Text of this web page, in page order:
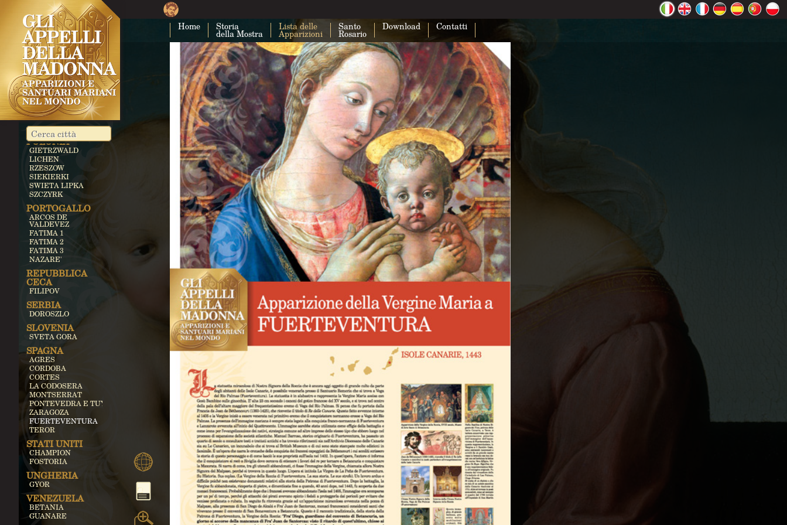
Home Storia
della Mostra
Lista delle
Apparizioni
Santo
Rosario
Download Contatti
Questa pagina non carica correttamente Google
Maps.
Sei il proprietario di questo sito web?
LIBANO
BECHWAT
LITUANIA
SILUVA
MESSICO
GUADALUPE
OCOTLAN
NICARAGUA
CUAPA
PARAGUAY
CAACUPE'
POLONIA
GIETRZWALD
LICHEN
RZESZOW
SIEKIERKI
SWIETA LIPKA
SZCZYRK
PORTOGALLO
ARCOS DE
VALDEVEZ
FATIMA 1
FATIMA 2
FATIMA 3
NAZARE'
REPUBBLICA
CECA
FILIPOV
SERBIA
DOROSZLO
SLOVENIA
SVETA GORA
SPAGNA
AGRES
CORDOBA
CORTES
LA CODOSERA
MONTSERRAT
PONTEVEDRA E TUY
ZARAGOZA
FUERTEVENTURA
TEROR
STATI UNITI
CHAMPION
FOSTORIA
UNGHERIA
GYOR
VENEZUELA
BETANIA
GUANARE